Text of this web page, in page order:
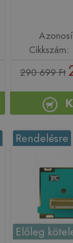
290 699 Ft
Rendelésre
Előleg